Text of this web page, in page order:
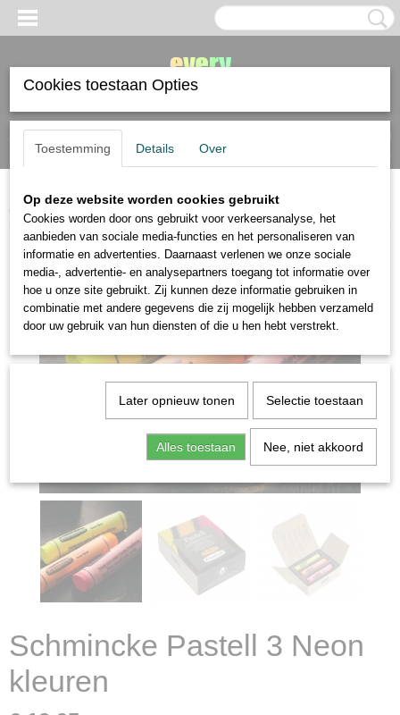
Inloggen Registreren
(0)
Home>Schmincke>Schmincke Pastell 3 Neon kleuren
Schmincke Pastell 3 Neon
kleuren
Cookies toestaan Opties
Toestemming Details Over
Op deze website worden cookies gebruikt
Cookies worden door ons gebruikt voor verkeersanalyse, het
aanbieden van sociale media-functies en het personaliseren van
informatie en advertenties. Daarnaast verlenen we onze sociale
media-, advertentie- en analysepartners toegang tot informatie over
hoe u onze site gebruikt. Zij kunnen deze informatie gebruiken in
combinatie met andere gegevens die zij mogelijk hebben verzameld
door uw gebruik van hun diensten of die u hen hebt verstrekt.
Later opnieuw tonen Selectie toestaan
Alles toestaan Nee, niet akkoord